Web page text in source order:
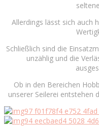
Allerdings lässt sich auch
Schließlich sind die
unzählig und die
Ob in den Bereichen
unserer Seilerei entstehen